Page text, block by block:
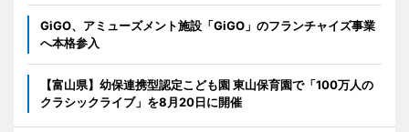
GiGO、アミューズメント施設「GiGO」のフランチャイズ事業
へ本格参入
【富山県】幼保連携型認定こども園 東山保育園で「100万人の
クラシックライブ」を8月20日に開催